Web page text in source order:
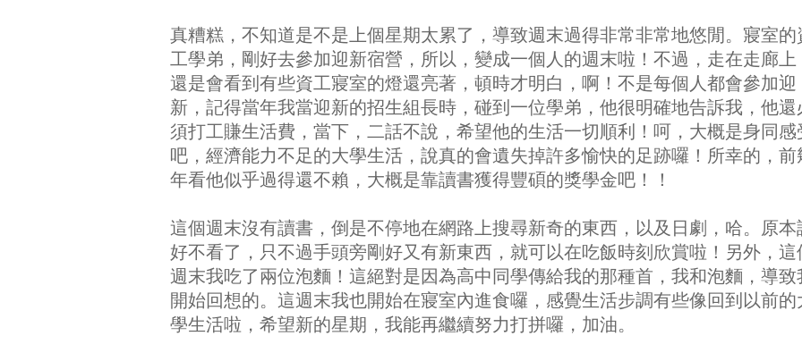
真糟糕，不知道是不是上個星期太累了，導致週末過得非常非常地悠閒。寢室的
工學弟，剛好去參加迎新宿營，所以，變成一個人的週末啦！不過，走在走廊上
還是會看到有些資工寢室的燈還亮著，頓時才明白，啊！不是每個人都會參加迎
新，記得當年我當迎新的招生組長時，碰到一位學弟，他很明確地告訴我，他還
須打工賺生活費，當下，二話不說，希望他的生活一切順利！呵，大概是身同感
吧，經濟能力不足的大學生活，說真的會遺失掉許多愉快的足跡囉！所幸的，前
年看他似乎過得還不賴，大概是靠讀書獲得豐碩的獎學金吧！！
這個週末沒有讀書，倒是不停地在網路上搜尋新奇的東西，以及日劇，哈。原本
好不看了，只不過手頭旁剛好又有新東西，就可以在吃飯時刻欣賞啦！另外，這
週末我吃了兩位泡麵！這絕對是因為高中同學傳給我的那種首，我和泡麵，導致
開始回想的。這週末我也開始在寢室內進食囉，感覺生活步調有些像回到以前的
學生活啦，希望新的星期，我能再繼續努力打拼囉，加油。